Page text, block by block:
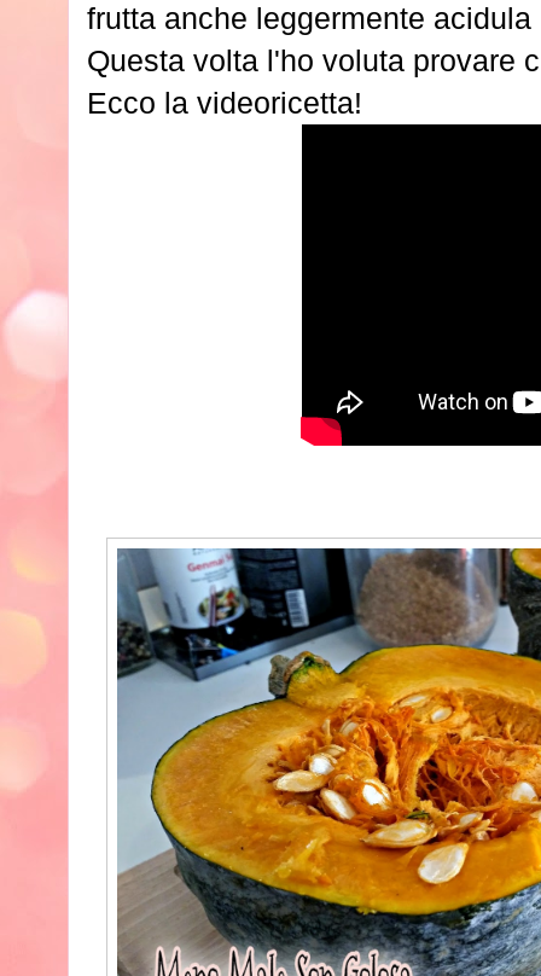
frutta anche leggermente
Questa volta l'ho voluta provare
Ecco la videoricetta!